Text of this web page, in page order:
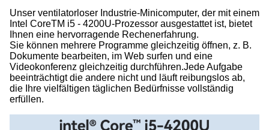
Unser ventilatorloser Industrie-Minicomputer, der mit einem
Intel CoreTM i5 - 4200U-Prozessor ausgestattet ist, bietet
Ihnen eine hervorragende Rechenerfahrung.
Sie können mehrere Programme gleichzeitig öffnen, z. B.
Dokumente bearbeiten, im Web surfen und eine
Videokonferenz gleichzeitig durchführen.Jede Aufgabe
beeinträchtigt die andere nicht und läuft reibungslos ab,
die Ihre vielfältigen täglichen Bedürfnisse vollständig
erfüllen.